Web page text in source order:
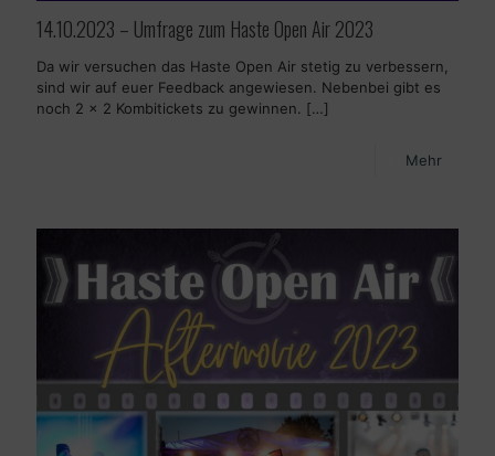
14.10.2023 – Umfrage zum Haste Open Air 2023
Da wir versuchen das Haste Open Air stetig zu verbessern,
sind wir auf euer Feedback angewiesen. Nebenbei gibt es
noch 2 x 2 Kombitickets zu gewinnen. […]
Mehr